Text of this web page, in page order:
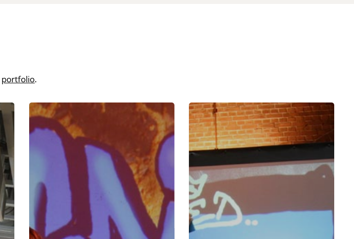
portfolio.
Digitale
graffiti
muur
Graffiti
demonstraties